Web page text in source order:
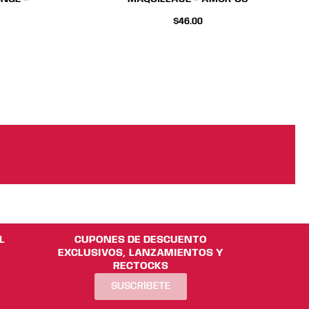
$46.00
CUPONES DE DESCUENTO
EXCLUSIVOS, LANZAMIENTOS Y
RECTOCKS
SUSCRÍBETE